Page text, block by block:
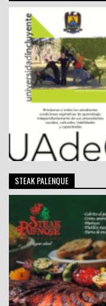
STEAK PALENQUE